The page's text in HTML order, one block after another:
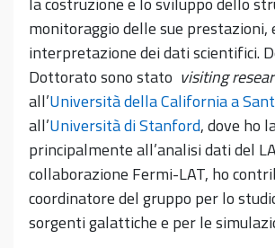
monitoraggio delle sue prestazioni,
interpretazione dei dati scientifici.
Dottorato sono stato visiting
all’Università della California a
all’Università di Stanford, dove ho
principalmente all’analisi dati del
collaborazione Fermi-LAT, ho
coordinatore del gruppo per lo
sorgenti galattiche e per le